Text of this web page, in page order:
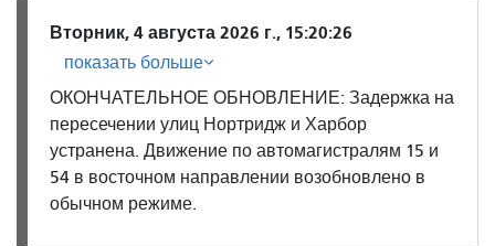
Вторник, 4 августа 2026 г., 15:20:26
показать больше
ОКОНЧАТЕЛЬНОЕ ОБНОВЛЕНИЕ: Задержка на
пересечении улиц Нортридж и Харбор
устранена. Движение по автомагистралям 15 и
54 в восточном направлении возобновлено в
обычном режиме.